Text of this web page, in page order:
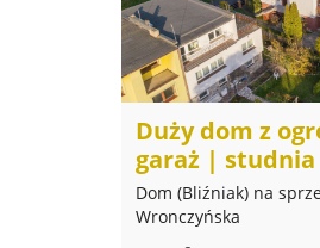
Duży dom z
garaż | studnia
Dom (Bliźniak) na
Wronczyńska